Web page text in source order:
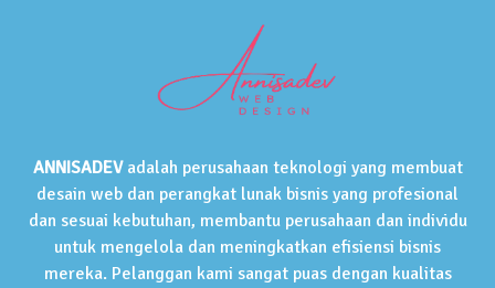
ANNISADEVadalah perusahaan teknologi yang membuat
desain web dan perangkat lunak bisnis yang profesional
dan sesuai kebutuhan, membantu perusahaan dan individu
untuk mengelola dan meningkatkan efisiensi bisnis
mereka. Pelanggan kami sangat puas dengan kualitas